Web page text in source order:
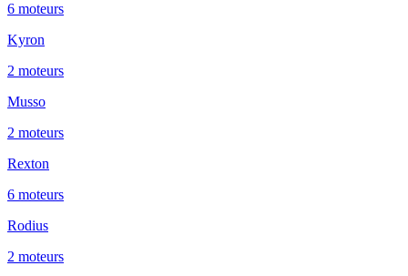
6 moteurs
Kyron
2 moteurs
Musso
2 moteurs
Rexton
6 moteurs
Rodius
2 moteurs